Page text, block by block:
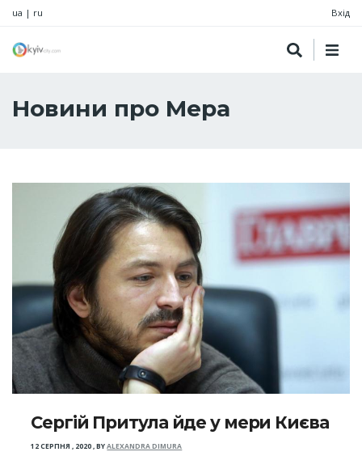
ua | ru Вхід
Новини про Мера
Сергій Притула йде у мери Києва
12 СЕРПНЯ , 2020,BYALEXANDRA DIMURA